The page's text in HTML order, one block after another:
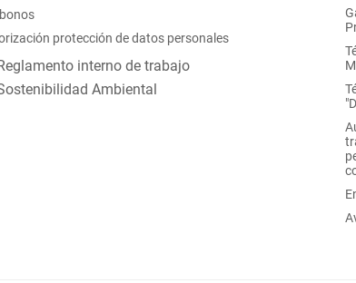
protección de datos personales
interno de trabajo
Ambiental